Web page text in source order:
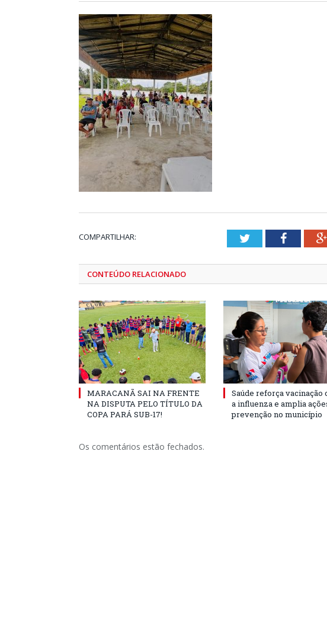
COMPARTILHAR: TwitterFacebook
CONTEÚDO RELACIONADO
MARACANÃ SAI NA FRENTE
NA DISPUTA PELO TÍTULO DA
COPA PARÁ SUB-17!
Saúde reforça vacinação
a influenza e amplia
prevenção no município
Os comentários estão fechados.